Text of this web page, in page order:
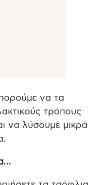
να τα
τρόπους
να λύσουμε μικρά